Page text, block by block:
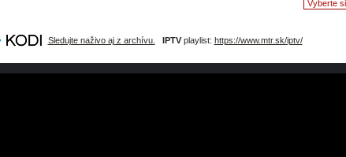
Sledujte naživo aj z archívu. IPTVplaylist: https://www.mtr.sk/iptv/